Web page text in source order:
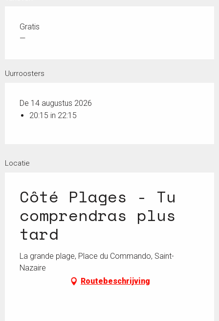
Gratis
—
Uurroosters
De 14 augustus 2026
20:15 in 22:15
Locatie
Côté Plages - Tu
comprendras plus
tard
La grande plage, Place du Commando, Saint-
Nazaire
Routebeschrijving